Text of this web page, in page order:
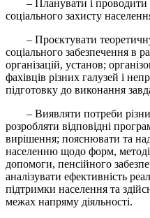
– Планувати і проводити
соціального захисту
– Проєктувати
соціального забезпечення в
організацій, установ;
фахівців різних галузей і
підготовку до виконання
– Виявляти потреби
розробляти відповідні
вирішення; пояснювати та
населенню щодо форм,
допомоги, пенсійного
аналізувати ефективність
підтримки населення та
межах напряму діяльності.